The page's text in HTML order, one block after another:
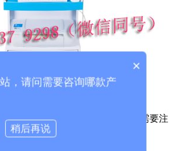
密度测试仪进行骨密度检测时，需要注
×
，请问需要咨询哪款产
稍后再说